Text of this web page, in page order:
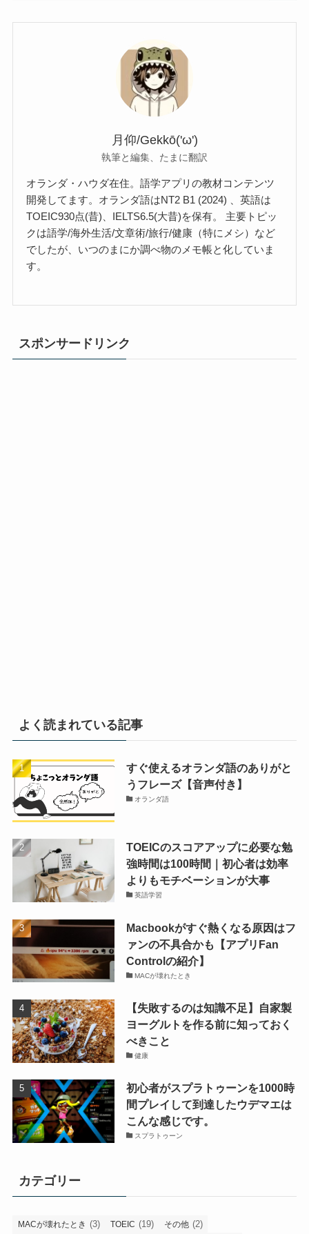
月仰/Gekkō('ω')
執筆と編集、たまに翻訳
オランダ・ハウダ在住。語学アプリの教材コンテンツ
開発してます。オランダ語はNT2 B1 (2024) 、英語は
TOEIC930点(昔)、IELTS6.5(大昔)を保有。 主要トピッ
クは語学/海外生活/文章術/旅行/健康（特にメシ）など
でしたが、いつのまにか調べ物のメモ帳と化していま
す。
スポンサードリンク
よく読まれている記事
すぐ使えるオランダ語のありがと
うフレーズ【音声付き】
オランダ語
TOEICのスコアアップに必要な勉
強時間は100時間｜初心者は効率
よりもモチベーションが大事
英語学習
Macbookがすぐ熱くなる原因はフ
ァンの不具合かも【アプリFan
Controlの紹介】
MACが壊れたとき
【失敗するのは知識不足】自家製
ヨーグルトを作る前に知っておく
べきこと
健康
初心者がスプラトゥーンを1000時
間プレイして到達したウデマエは
こんな感じです。
スプラトゥーン
カテゴリー
MACが壊れたとき (3) TOEIC (19) その他 (2)